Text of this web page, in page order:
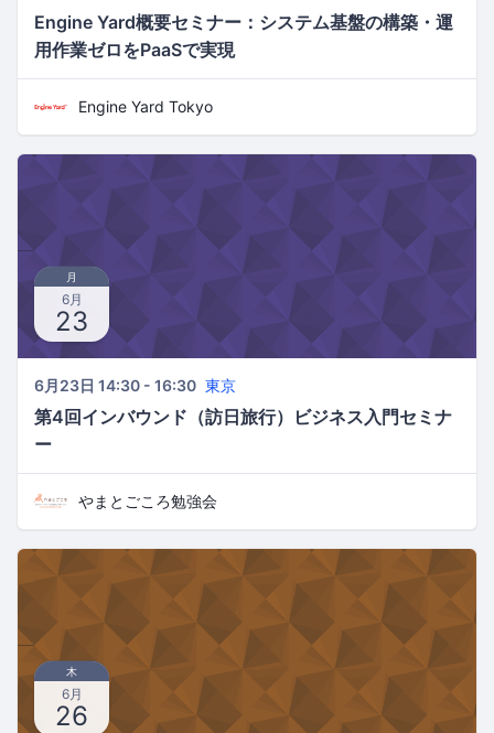
Engine Yard概要セミナー：システム基盤の構築・運
用作業ゼロをPaaSで実現
Engine Yard Tokyo
月
6月
23
6月23日 14:30 - 16:30 東京
第4回インバウンド（訪日旅行）ビジネス入門セミナ
ー
やまとごころ勉強会
木
6月
26